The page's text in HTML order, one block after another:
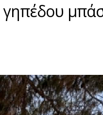
γηπέδου